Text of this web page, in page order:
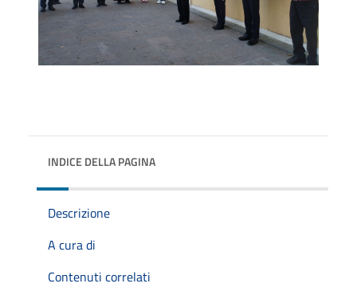
INDICE DELLA PAGINA
Descrizione
A cura di
Contenuti correlati